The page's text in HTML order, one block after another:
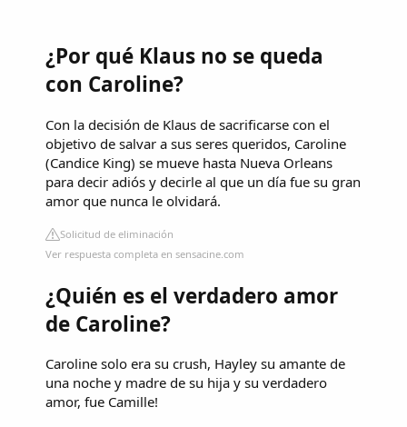
¿Por qué Klaus no se queda
con Caroline?
Con la decisión de Klaus de sacrificarse con el
objetivo de salvar a sus seres queridos, Caroline
(Candice King) se mueve hasta Nueva Orleans
para decir adiós y decirle al que un día fue su gran
amor que nunca le olvidará.
Solicitud de eliminación
Ver respuesta completa en sensacine.com
¿Quién es el verdadero amor
de Caroline?
Caroline solo era su crush, Hayley su amante de
una noche y madre de su hija y su verdadero
amor, fue Camille!